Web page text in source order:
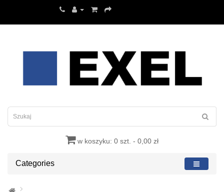
w koszyku: 0 szt. - 0,00 zł
Categories